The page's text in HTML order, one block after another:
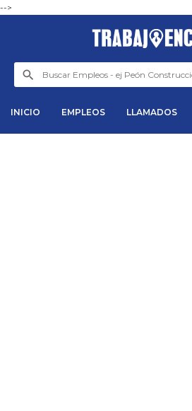
-->
INICIO EMPLEOS LLAMADOS